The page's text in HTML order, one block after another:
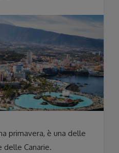
primavera, è una delle
delle Canarie.